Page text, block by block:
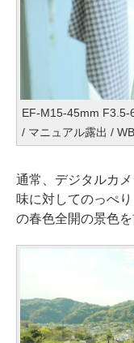
EF-M15-45mm F3.5-
/ マニュアル露出 /
通常、デジタルカ
味に対してのっぺ
の春色全開の景色